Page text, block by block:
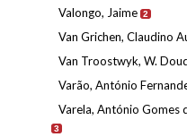
Valongo, Jaime 2
Van Grichen, Claudino
Van Troostwyk, W.
Varão, António
Varela, António Gomes
3